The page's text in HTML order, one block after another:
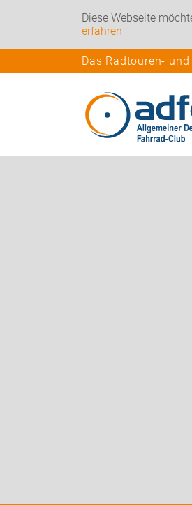
Diese Webseite
erfahren
Das Radtouren-